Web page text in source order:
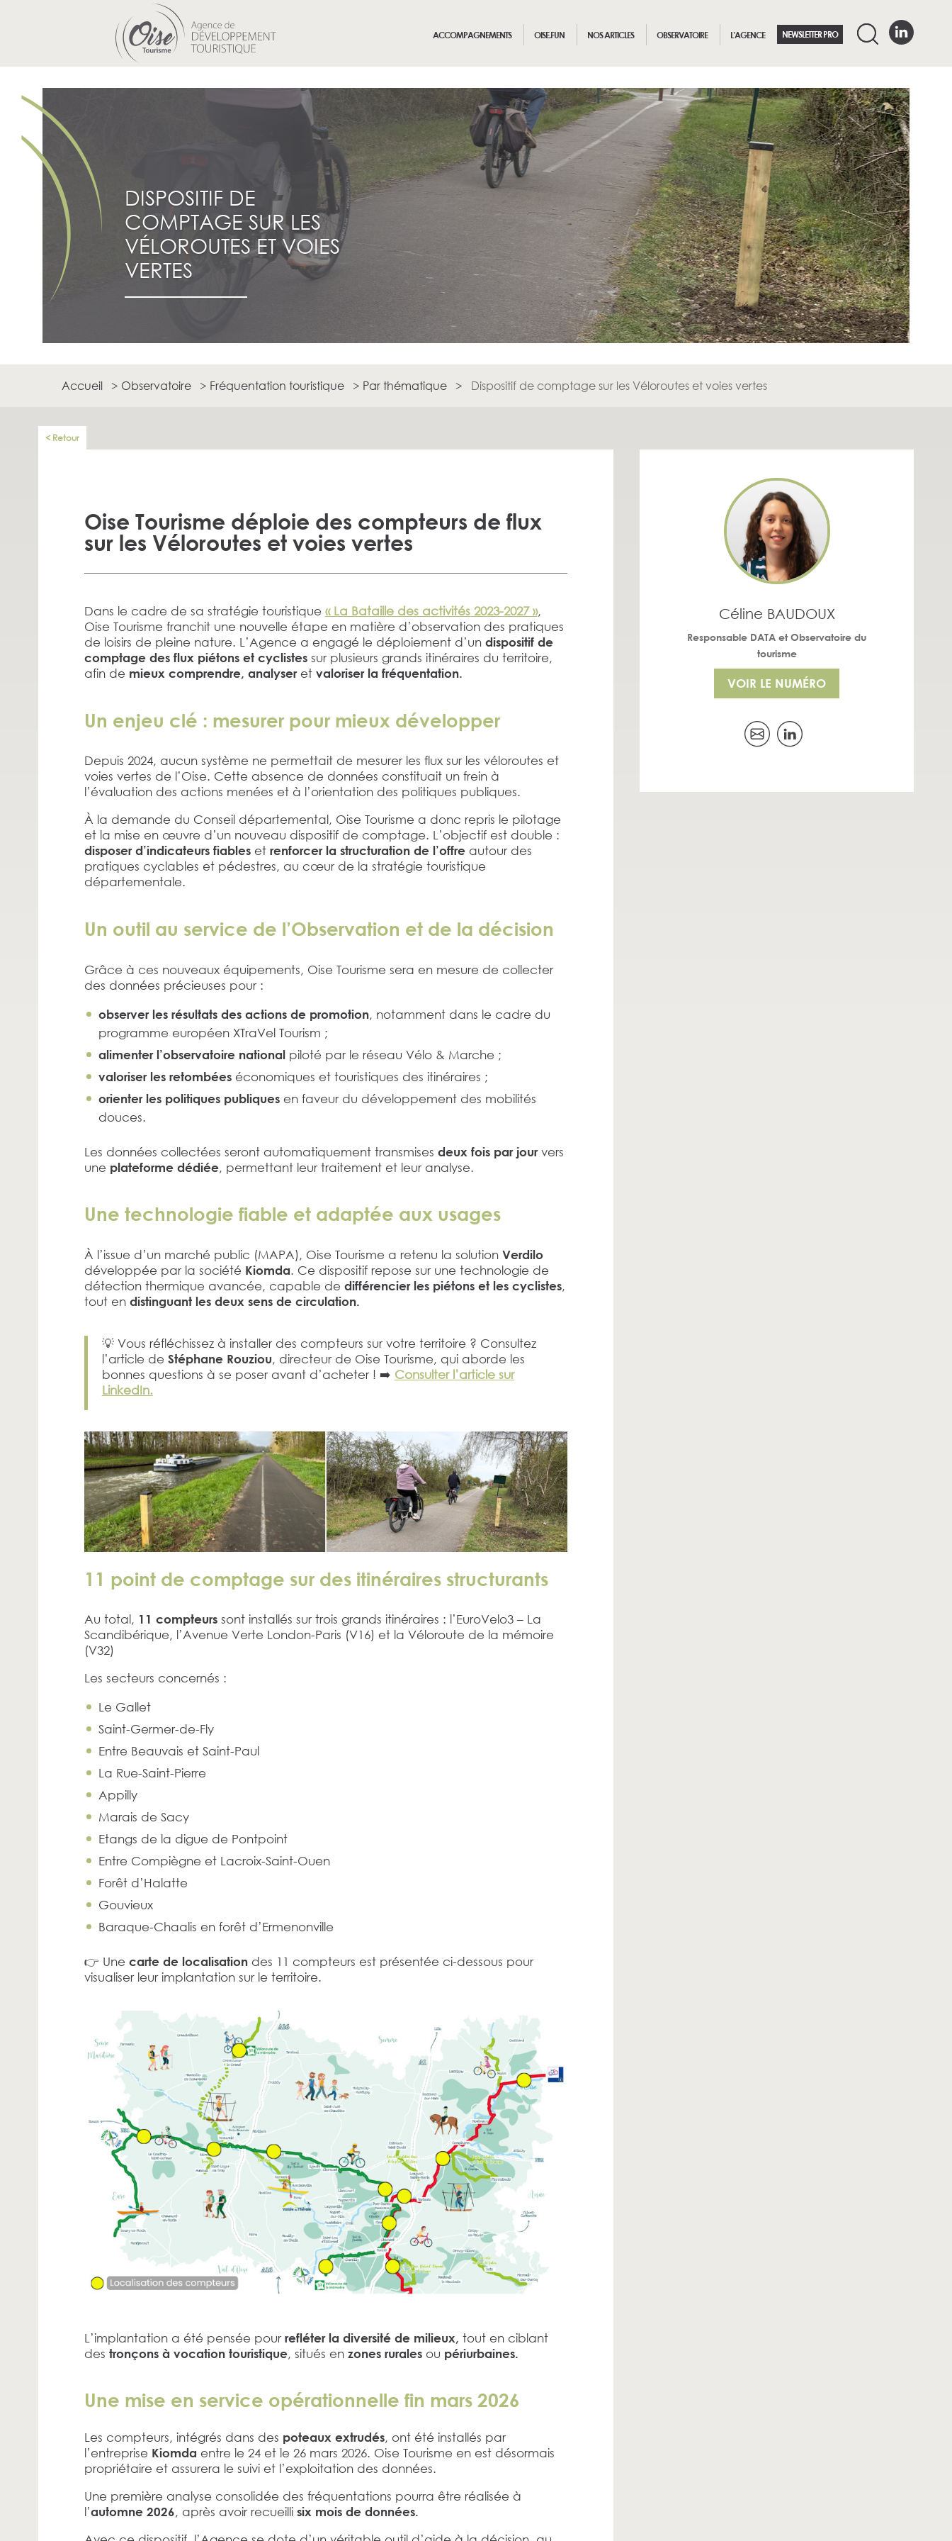
ACCOMPAGNEMENTS OISE.FUN NOS ARTICLES OBSERVATOIRE L’AGENCE NEWSLETTER PRO
DISPOSITIF DE
COMPTAGE SUR LES
VÉLOROUTES ET VOIES
VERTES
Accueil > Observatoire > Fréquentation touristique > Par thématique > Dispositif de comptage sur les Véloroutes et voies vertes
Retour
Oise Tourisme déploie des compteurs de flux
sur les Véloroutes et voies vertes
Dans le cadre de sa stratégie touristique « La Bataille des activités 2023-2027 »,
Oise Tourisme franchit une nouvelle étape en matière d’observation des pratiques
de loisirs de pleine nature. L’Agence a engagé le déploiement d’un dispositif de
comptage des flux piétons et cyclistessur plusieurs grands itinéraires du territoire,
afin de mieux comprendre, analyser et valoriser la fréquentation.
Un enjeu clé : mesurer pour mieux développer
Depuis 2024, aucun système ne permettait de mesurer les flux sur les véloroutes et
voies vertes de l’Oise. Cette absence de données constituait un frein à
l’évaluation des actions menées et à l’orientation des politiques publiques.
À la demande du Conseil départemental, Oise Tourisme a donc repris le pilotage
et la mise en œuvre d’un nouveau dispositif de comptage. L’objectif est double :
disposer d’indicateurs fiableset renforcer la structuration de l’offreautour des
pratiques cyclables et pédestres, au cœur de la stratégie touristique
départementale.
Un outil au service de l’Observation et de la décision
Grâce à ces nouveaux équipements, Oise Tourisme sera en mesure de collecter
des données précieuses pour :
observer les résultats des actions de promotion, notamment dans le cadre du
programme européen XTraVel Tourism ;
alimenter l’observatoire nationalpiloté par le réseau Vélo & Marche ;
valoriser les retombéeséconomiques et touristiques des itinéraires ;
orienter les politiques publiquesen faveur du développement des mobilités
douces.
Les données collectées seront automatiquement transmises deux fois par jourvers
une plateforme dédiée, permettant leur traitement et leur analyse.
Une technologie fiable et adaptée aux usages
À l’issue d’un marché public (MAPA), Oise Tourisme a retenu la solution Verdilo
développée par la société Kiomda. Ce dispositif repose sur une technologie de
détection thermique avancée, capable de différencier les piétons et les cyclistes,
tout en distinguant les deux sens de circulation.
💡 Vous réfléchissez à installer des compteurs sur votre territoire ? Consultez
l’article de Stéphane Rouziou, directeur de Oise Tourisme, qui aborde les
bonnes questions à se poser avant d’acheter ! ➡️ Consulter l’article sur
LinkedIn.
11 point de comptage sur des itinéraires structurants
Au total, 11 compteurssont installés sur trois grands itinéraires : l’EuroVelo3 – La
Scandibérique, l’Avenue Verte London-Paris (V16) et la Véloroute de la mémoire
(V32)
Les secteurs concernés :
Le Gallet
Saint-Germer-de-Fly
Entre Beauvais et Saint-Paul
La Rue-Saint-Pierre
Appilly
Marais de Sacy
Etangs de la digue de Pontpoint
Entre Compiègne et Lacroix-Saint-Ouen
Forêt d’Halatte
Gouvieux
Baraque-Chaalis en forêt d’Ermenonville
👉 Une carte de localisationdes 11 compteurs est présentée ci-dessous pour
visualiser leur implantation sur le territoire.
L’implantation a été pensée pour refléter la diversité de milieux, tout en ciblant
des tronçons à vocation touristique, situés en zones ruralesou périurbaines.
Une mise en service opérationnelle fin mars 2026
Les compteurs, intégrés dans des poteaux extrudés, ont été installés par
l’entreprise Kiomda entre le 24 et le 26 mars 2026. Oise Tourisme en est désormais
propriétaire et assurera le suivi et l’exploitation des données.
Une première analyse consolidée des fréquentations pourra être réalisée à
l’automne 2026, après avoir recueillisix mois de données.
Céline BAUDOUX
Responsable DATA et Observatoire du
tourisme
VOIR LE NUMÉRO